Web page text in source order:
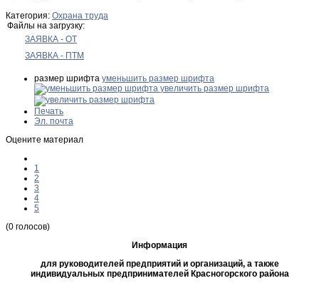
Категория: Охрана труда
Файлы на загрузку:
ЗАЯВКА - ОТ
ЗАЯВКА - ПТМ
размер шрифта уменьшить размер шрифта
увеличить размер шрифта
Печать
Эл. почта
Оцените материал
1
2
3
4
5
(0 голосов)
Информация
для руководителей предприятий и организаций, а также
индивидуальных предпринимателей Красногорского района